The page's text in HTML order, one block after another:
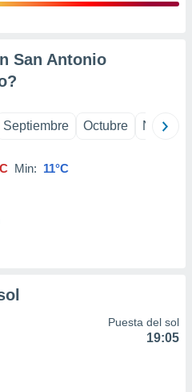
San Antonio
?
Septiembre Octubre
Min: 11°C
Puesta del sol
19:05